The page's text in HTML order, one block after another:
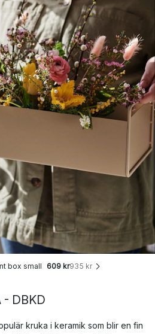
box small 609 kr935 kr
- DBKD
kruka i keramik som blir en fin